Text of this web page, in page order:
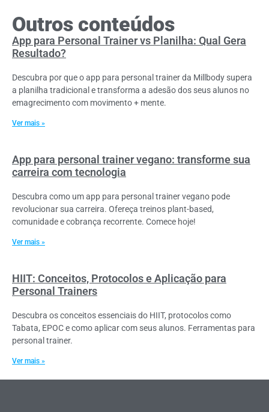
Outros conteúdos
App para Personal Trainer vs Planilha: Qual Gera
Resultado?
Descubra por que o app para personal trainer da Millbody supera
a planilha tradicional e transforma a adesão dos seus alunos no
emagrecimento com movimento + mente.
Ver mais »
App para personal trainer vegano: transforme sua
carreira com tecnologia
Descubra como um app para personal trainer vegano pode
revolucionar sua carreira. Ofereça treinos plant-based,
comunidade e cobrança recorrente. Comece hoje!
Ver mais »
HIIT: Conceitos, Protocolos e Aplicação para
Personal Trainers
Descubra os conceitos essenciais do HIIT, protocolos como
Tabata, EPOC e como aplicar com seus alunos. Ferramentas para
personal trainer.
Ver mais »